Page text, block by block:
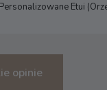
Personalizowane Etui
opinie